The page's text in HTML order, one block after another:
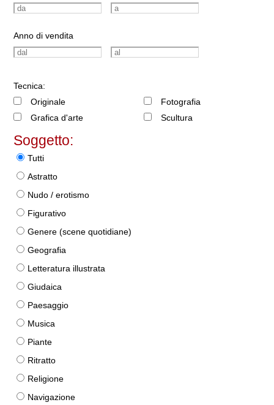
Anno di vendita
Tecnica:
Originale
Grafica d'arte
Fotografia
Scultura
Soggetto:
Tutti
Astratto
Nudo / erotismo
Figurativo
Genere (scene quotidiane)
Geografia
Letteratura illustrata
Giudaica
Paesaggio
Musica
Piante
Ritratto
Religione
Navigazione